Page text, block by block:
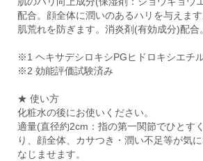
配合。顔全体に潤いのあるハリを与えます
肌荒れを防ぎます。消炎剤(有効成分)配合。
※1 ヘキサデシロキシPGヒドロキシエチ
※2 効能評価試験済み
★ 使い方
化粧水の後にお使いください。
適量(直径約2cm：指の第一関節でひとす
り、顔全体、カサつき・潤い不足等が気
なじませます。